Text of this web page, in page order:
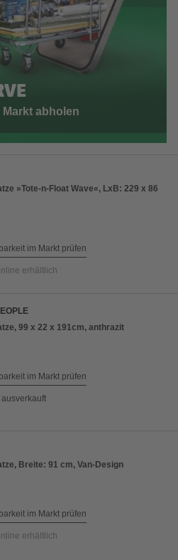
abholen
»Tote-n-Float Wave«, LxB: 229 x 86
im Markt prüfen
erhältlich
99 x 22 x 191cm, anthrazit
im Markt prüfen
Breite: 91 cm, Van-Design
im Markt prüfen
erhältlich